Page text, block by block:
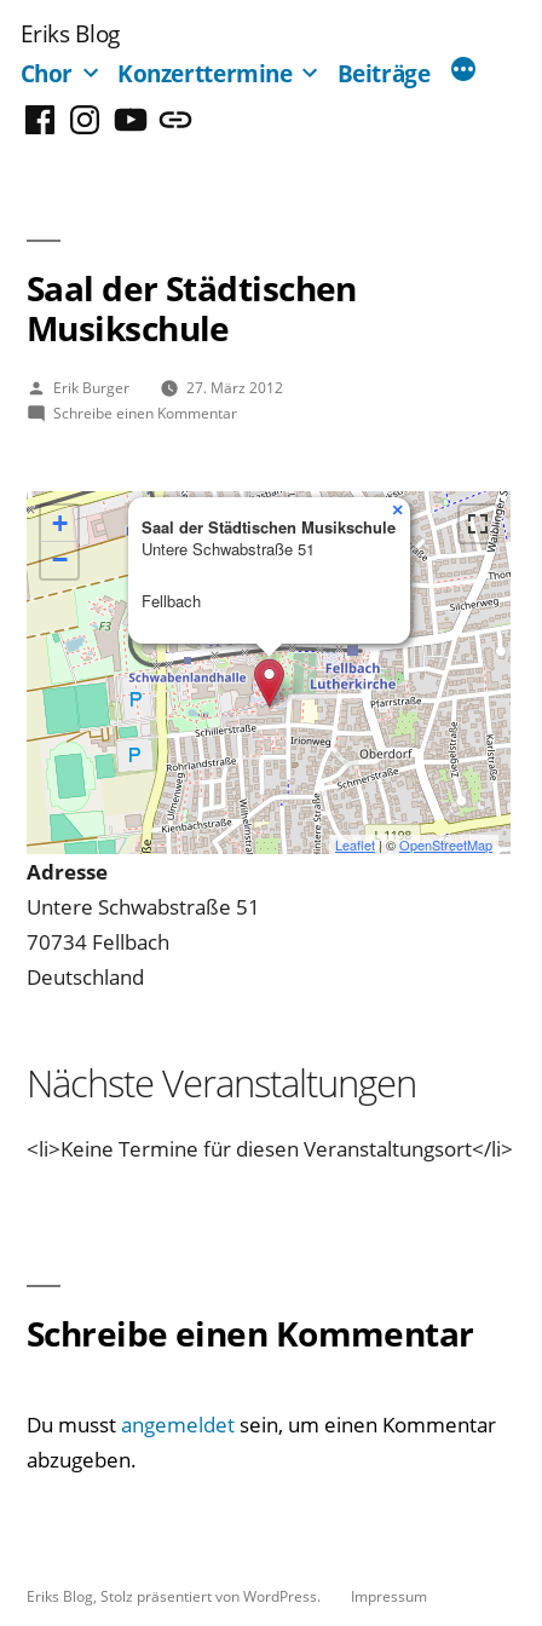
Inhalt
springen
Eriks Blog
Chor
Konzerttermine Beiträge
FacebookInstagram
YouTubeMastodon
Saal der Städtischen
Musikschule
Veröffentlicht
von
Erik Burger
27. März 2012
Schreibe einen Kommentarzu
Städtischen
Saal der Städtischen Musikschule
Untere Schwabstraße 51
Fellbach
×
+
−
Leaflet| ©OpenStreetMap
Adresse
Untere Schwabstraße 51
70734 Fellbach
Deutschland
Nächste Veranstaltungen
<li>Keine Termine für diesen Veranstaltungsort</li>
Schreibe einen Kommentar
Du musstangemeldet sein, um einen Kommentar
abzugeben.
Eriks Blog Stolz präsentiert von WordPress. Impressum